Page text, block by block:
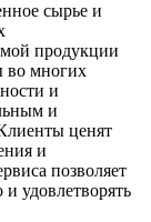
сырье и
продукции
многих
и
и
ценят
и
позволяет
удовлетворять